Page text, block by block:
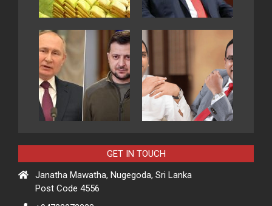
GET IN TOUCH
Janatha Mawatha, Nugegoda, Sri Lanka
Post Code 4556